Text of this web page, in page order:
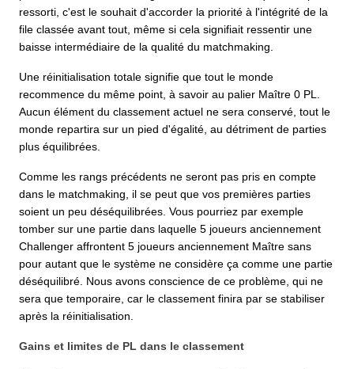
ressorti, c'est le souhait d'accorder la priorité à l'intégrité de la
file classée avant tout, même si cela signifiait ressentir une
baisse intermédiaire de la qualité du matchmaking.
Une réinitialisation totale signifie que tout le monde
recommence du même point, à savoir au palier Maître 0 PL.
Aucun élément du classement actuel ne sera conservé, tout le
monde repartira sur un pied d'égalité, au détriment de parties
plus équilibrées.
Comme les rangs précédents ne seront pas pris en compte
dans le matchmaking, il se peut que vos premières parties
soient un peu déséquilibrées. Vous pourriez par exemple
tomber sur une partie dans laquelle 5 joueurs anciennement
Challenger affrontent 5 joueurs anciennement Maître sans
pour autant que le système ne considère ça comme une partie
déséquilibré. Nous avons conscience de ce problème, qui ne
sera que temporaire, car le classement finira par se stabiliser
après la réinitialisation.
Gains et limites de PL dans le classement